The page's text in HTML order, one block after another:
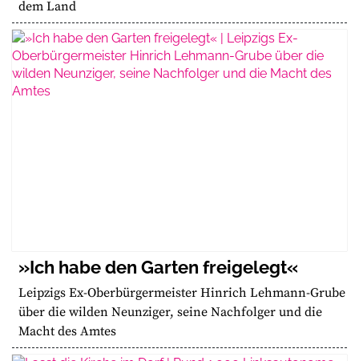
dem Land
»Ich habe den Garten freigelegt«
Leipzigs Ex-Oberbürgermeister Hinrich Lehmann-Grube
über die wilden Neunziger, seine Nachfolger und die
Macht des Amtes